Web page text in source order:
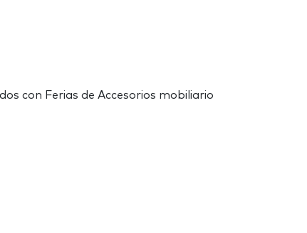
con Ferias de Accesorios mobiliario